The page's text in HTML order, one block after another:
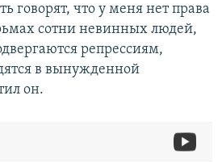
говорят, что у меня нет права
сотни невинных людей,
репрессиям,
в вынужденной
он.